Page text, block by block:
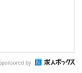
by